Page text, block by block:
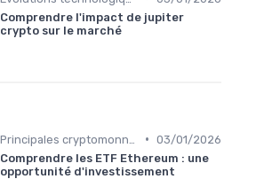
Comprendre l'impact de jupiter
crypto sur le marché
• 03/01/2026
Comprendre les ETF Ethereum : une
opportunité d'investissement